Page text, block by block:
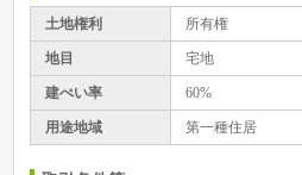
土地権利 所有権
地目 宅地
建ぺい率 60%
用途地域 第一種住居